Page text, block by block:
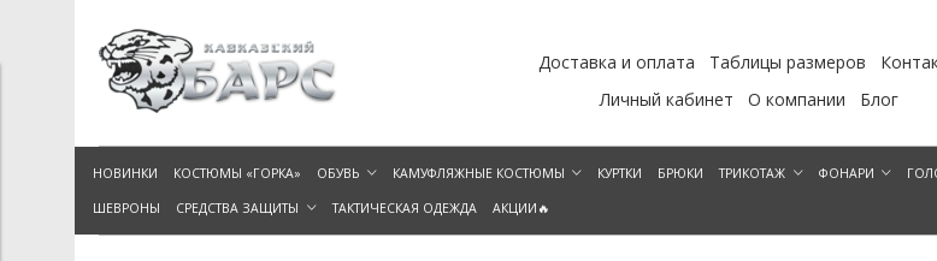
Доставка и оплата Таблицы размеров
Личный кабинет
О компании Блог
НОВИНКИ КОСТЮМЫ «ГОРКА» ОБУВЬ КАМУФЛЯЖНЫЕ КОСТЮМЫ КУРТКИ БРЮКИ ТРИКОТАЖ ФОНАРИ
ШЕВРОНЫ СРЕДСТВА ЗАЩИТЫ ТАКТИЧЕСКАЯ ОДЕЖДА АКЦИИ🔥